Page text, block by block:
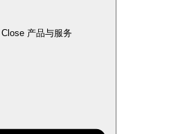
Close 产品与服务